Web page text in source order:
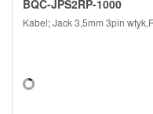
BQC-JPS2RP-1000
Kabel; Jack 3,5mm 3pin